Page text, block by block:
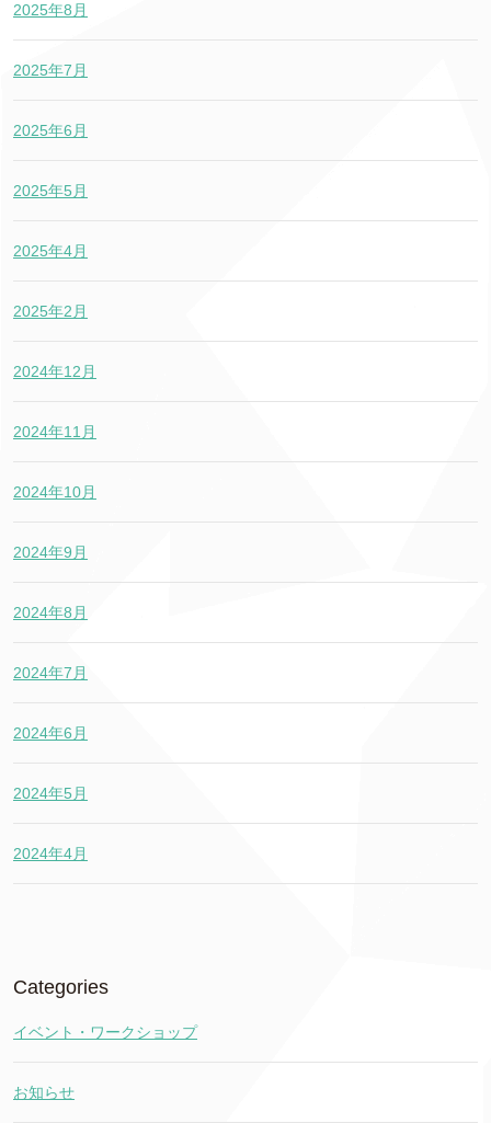
2025年8月
2025年7月
2025年6月
2025年5月
2025年4月
2025年2月
2024年12月
2024年11月
2024年10月
2024年9月
2024年8月
2024年7月
2024年6月
2024年5月
2024年4月
Categories
イベント・ワークショップ
お知らせ